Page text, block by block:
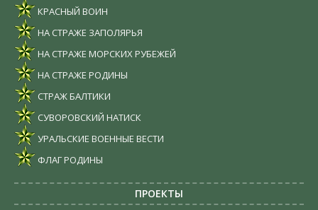
КРАСНЫЙ ВОИН
НА СТРАЖЕ ЗАПОЛЯРЬЯ
НА СТРАЖЕ МОРСКИХ РУБЕЖЕЙ
НА СТРАЖЕ РОДИНЫ
СТРАЖ БАЛТИКИ
СУВОРОВСКИЙ НАТИСК
УРАЛЬСКИЕ ВОЕННЫЕ ВЕСТИ
ФЛАГ РОДИНЫ
ПРОЕКТЫ